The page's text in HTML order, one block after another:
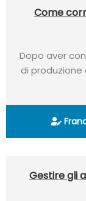
Come
Dopo aver
di
Gestire gli